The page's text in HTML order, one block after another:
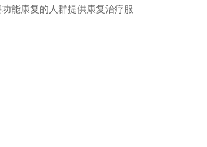
能康复的人群提供康复治疗服